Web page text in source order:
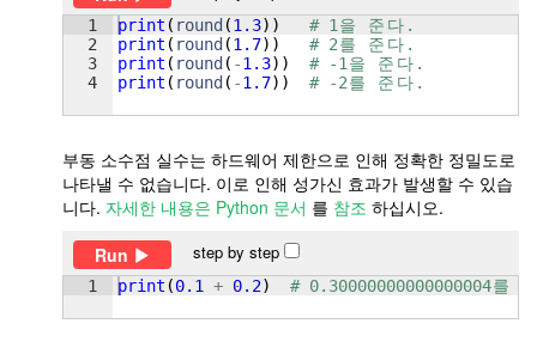
1
2
3
4
print ( round (1.3)) # 1 을 준 다 .
print ( round (1.7)) # 2를 준 다 .
print ( round ( -1.3)) # -1 을 준 다 .
print ( round ( -1.7)) # -2를 준 다 .
부동 소수점 실수는 하드웨어 제한으로 인해 정확한 정밀도로
나타낼 수 없습니다. 이로 인해 성가신 효과가 발생할 수 있습
니다. 자세한 내용은 Python 문서 를 참조 하십시오.
Run
step by step
1 print (0.1 + 0.2) # 0.30000000000000004를